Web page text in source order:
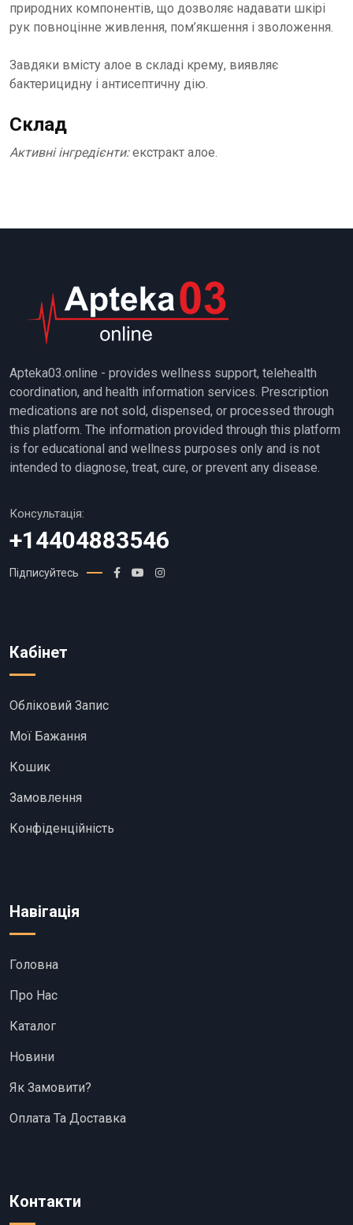
природних компонентів, що дозволяє надавати шкірі
рук повноцінне живлення, пом’якшення і зволоження.
Завдяки вмісту алое в складі крему, виявляє
бактерицидну і антисептичну дію.
Склад
Активні інгредієнти:екстракт алое.
Apteka03.online - provides wellness support, telehealth
coordination, and health information services. Prescription
medications are not sold, dispensed, or processed through
this platform. The information provided through this platform
is for educational and wellness purposes only and is not
intended to diagnose, treat, cure, or prevent any disease.
Консультація:
+14404883546
Підписуйтесь
Кабінет
Обліковий Запис
Мої Бажання
Кошик
Замовлення
Конфіденційність
Навігація
Головна
Про Нас
Каталог
Новини
Як Замовити?
Оплата Та Доставка
Контакти